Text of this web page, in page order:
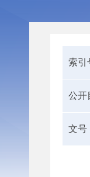
索引
公开
文号